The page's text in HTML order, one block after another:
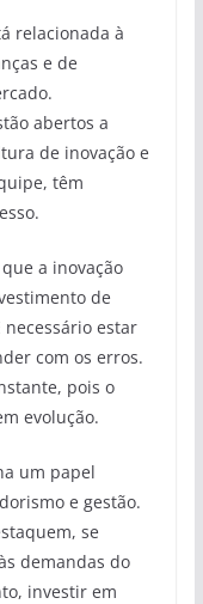
relacionada à
e de
abertos a
de inovação e
têm
a inovação
de
estar
com os erros.
pois o
evolução.
um papel
e gestão.
se
demandas do
investir em